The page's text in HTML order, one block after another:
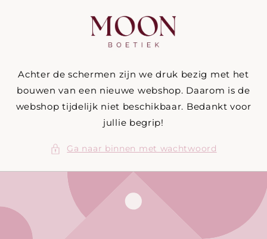
Achter de schermen zijn we druk bezig met het
bouwen van een nieuwe webshop. Daarom is de
webshop tijdelijk niet beschikbaar. Bedankt voor
jullie begrip!
Ga naar binnen met wachtwoord